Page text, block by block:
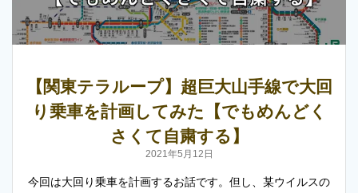
【関東テラループ】超巨大山手線で大回
り乗車を計画してみた【でもめんどく
さくて自粛する】
2021年5月12日
今回は大回り乗車を計画するお話です。但し、某ウイルスの